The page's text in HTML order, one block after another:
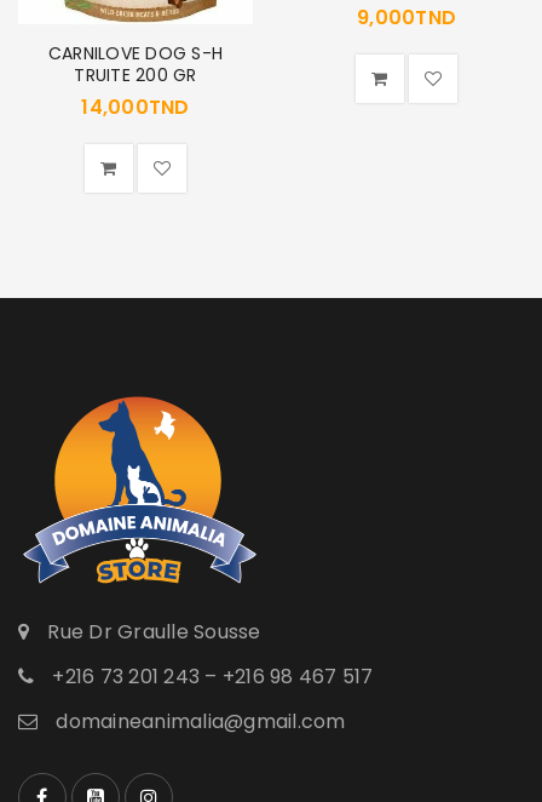
CARNILOVE DOG S-H
TRUITE 200 GR
14,000TND
9,000TND
Rue Dr Graulle Sousse
+216 73 201 243 – +216 98 467 517
domaineanimalia@gmail.com